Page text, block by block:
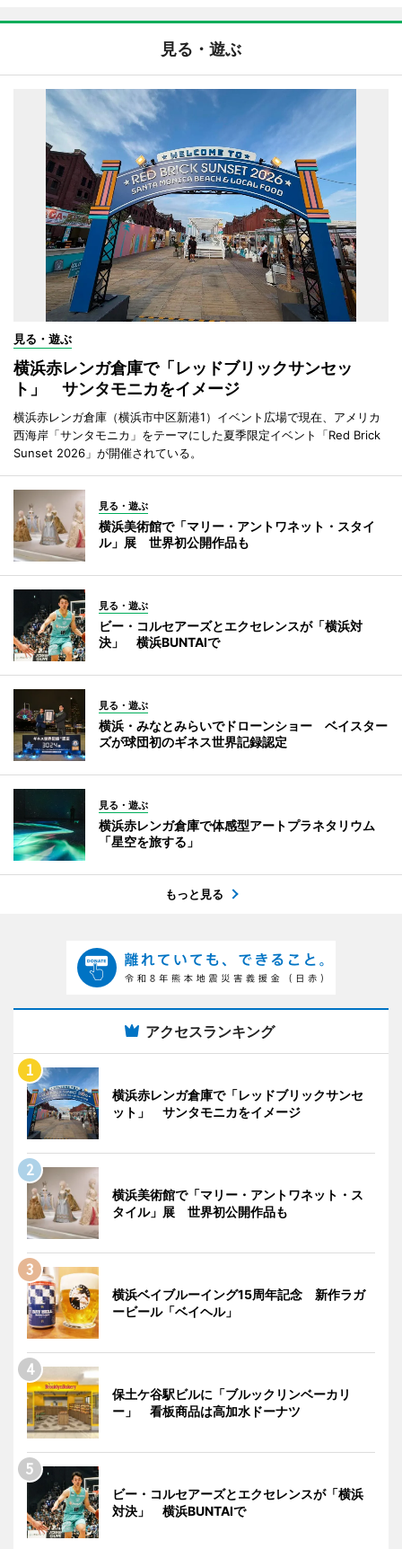
見る・遊ぶ
見る・遊ぶ
横浜赤レンガ倉庫で「レッドブリックサンセッ
ト」 サンタモニカをイメージ
横浜赤レンガ倉庫（横浜市中区新港1）イベント広場で現在、アメリカ
西海岸「サンタモニカ」をテーマにした夏季限定イベント「Red Brick
Sunset 2026」が開催されている。
見る・遊ぶ
横浜美術館で「マリー・アントワネット・スタイ
ル」展 世界初公開作品も
見る・遊ぶ
ビー・コルセアーズとエクセレンスが「横浜対
決」 横浜BUNTAIで
見る・遊ぶ
横浜・みなとみらいでドローンショー ベイスター
ズが球団初のギネス世界記録認定
見る・遊ぶ
横浜赤レンガ倉庫で体感型アートプラネタリウム
「星空を旅する」
もっと見る
アクセスランキング
横浜赤レンガ倉庫で「レッドブリックサンセ
ット」 サンタモニカをイメージ
横浜美術館で「マリー・アントワネット・ス
タイル」展 世界初公開作品も
横浜ベイブルーイング15周年記念 新作ラガ
ービール「ベイヘル」
保土ケ谷駅ビルに「ブルックリンベーカリ
ー」 看板商品は高加水ドーナツ
ビー・コルセアーズとエクセレンスが「横浜
対決」 横浜BUNTAIで